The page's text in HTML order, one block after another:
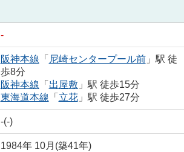
-
阪神本線 「 尼崎センタープール前」駅 徒
歩8分
阪神本線 「 出屋敷 」駅 徒歩15分
東海道本線 「 立花」駅 徒歩27分
-(-)
1984年 10月(築41年)